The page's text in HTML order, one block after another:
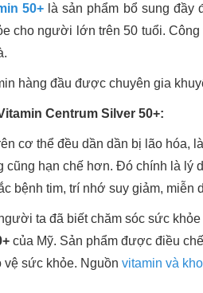
50+là sản phẩm bổ sung đầy
cho người lớn trên 50 tuổi.
hàng đầu được chuyên gia
Centrum Silver 50+:
cơ thể đều dần dần bị lão hóa,
cũng hạn chế hơn. Đó chính là lý
bệnh tim, trí nhớ suy giảm, miễn
ta đã biết chăm sóc sức
của Mỹ. Sản phẩm được điều
sức khỏe. Nguồn vitamin và